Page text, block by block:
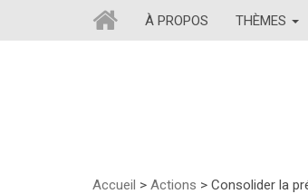
À PROPOS THÈMES
Accueil > Actions > Consolider la